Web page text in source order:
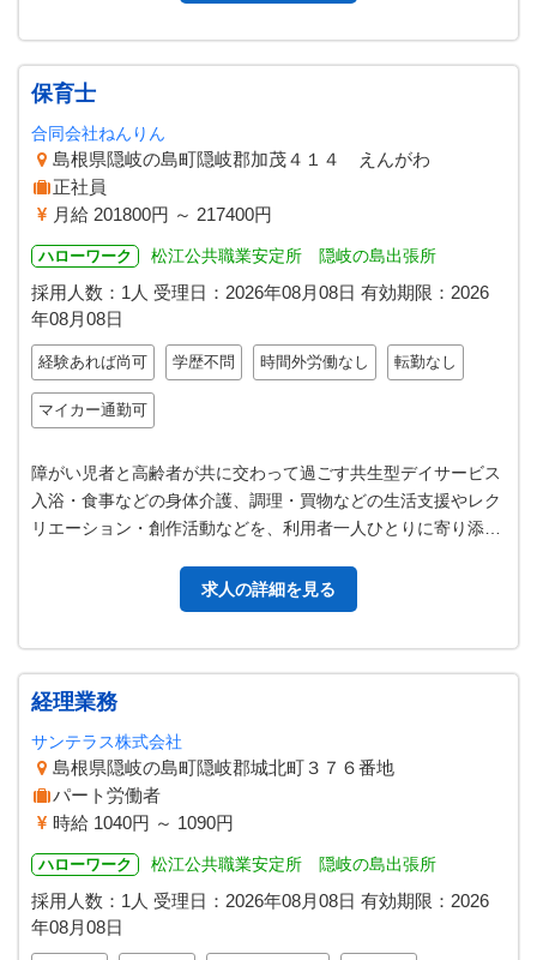
保育士
合同会社ねんりん
島根県隠岐の島町隠岐郡加茂４１４ えんがわ
正社員
月給 201800円 ～ 217400円
ハローワーク 松江公共職業安定所 隠岐の島出張所
採用人数：1人 受理日： 2026年08月08日 有効期限： 2026
年08月08日
経験あれば尚可 学歴不問 時間外労働なし 転勤なし
マイカー通勤可
障がい児者と高齢者が共に交わって過ごす共生型デイサービス
入浴・食事などの身体介護、調理・買物などの生活支援やレク
リエーション・創作活動などを、利用者一人ひとりに寄り添
求人の詳細を見る
経理業務
サンテラス株式会社
島根県隠岐の島町隠岐郡城北町３７６番地
パート労働者
時給 1040円 ～ 1090円
ハローワーク 松江公共職業安定所 隠岐の島出張所
採用人数：1人 受理日： 2026年08月08日 有効期限： 2026
年08月08日